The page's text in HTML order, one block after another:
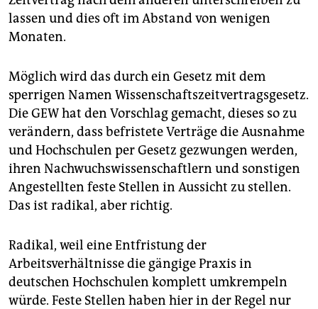
epaper login
lassen und dies oft im Abstand von wenigen
Monaten.
Möglich wird das durch ein Gesetz mit dem
sperrigen Namen Wissenschaftszeitvertragsgesetz.
Die GEW hat den Vorschlag gemacht, dieses so zu
verändern, dass befristete Verträge die Ausnahme
und Hochschulen per Gesetz gezwungen werden,
ihren Nachwuchswissenschaftlern und sonstigen
Angestellten feste Stellen in Aussicht zu stellen.
Das ist radikal, aber richtig.
Radikal, weil eine Entfristung der
Arbeitsverhältnisse die gängige Praxis in
deutschen Hochschulen komplett umkrempeln
würde. Feste Stellen haben hier in der Regel nur